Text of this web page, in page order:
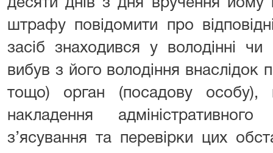
десяти днів з дня вручення йому
штрафу повідомити про
засіб знаходився у володінні чи
вибув з його володіння внаслідок
тощо) орган (посадову особу),
накладення
з’ясування та перевірки цих